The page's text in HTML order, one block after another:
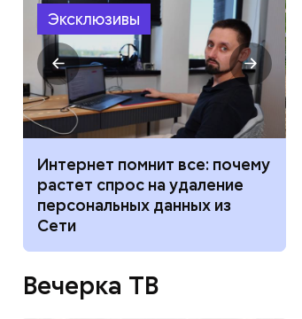
Эксклюзивы
Интернет помнит все: почему
растет спрос на удаление
персональных данных из
Сети
Вечерка ТВ